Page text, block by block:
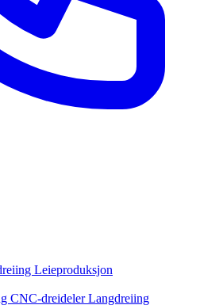
Leieproduksjon
CNC-dreidelerLangdreiing